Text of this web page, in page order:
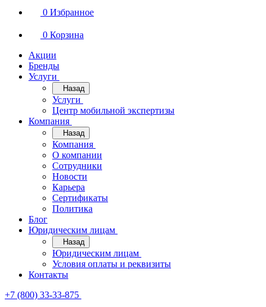
0 Избранное
0 Корзина
Акции
Бренды
Услуги
Назад
Услуги
Центр мобильной экспертизы
Компания
Назад
Компания
О компании
Сотрудники
Новости
Карьера
Сертификаты
Политика
Блог
Юридическим лицам
Назад
Юридическим лицам
Условия оплаты и реквизиты
Контакты
+7 (800) 33-33-875